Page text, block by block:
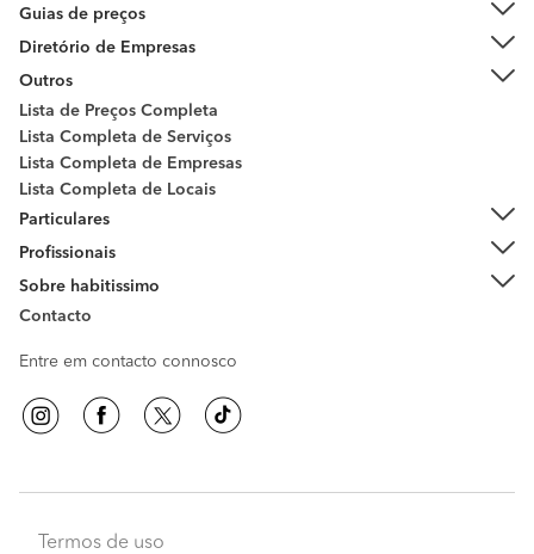
Guias de preços
Diretório de Empresas
Outros
Lista de Preços Completa
Lista Completa de Serviços
Lista Completa de Empresas
Lista Completa de Locais
Particulares
Profissionais
Sobre habitissimo
Contacto
Entre em contacto connosco
Termos de uso